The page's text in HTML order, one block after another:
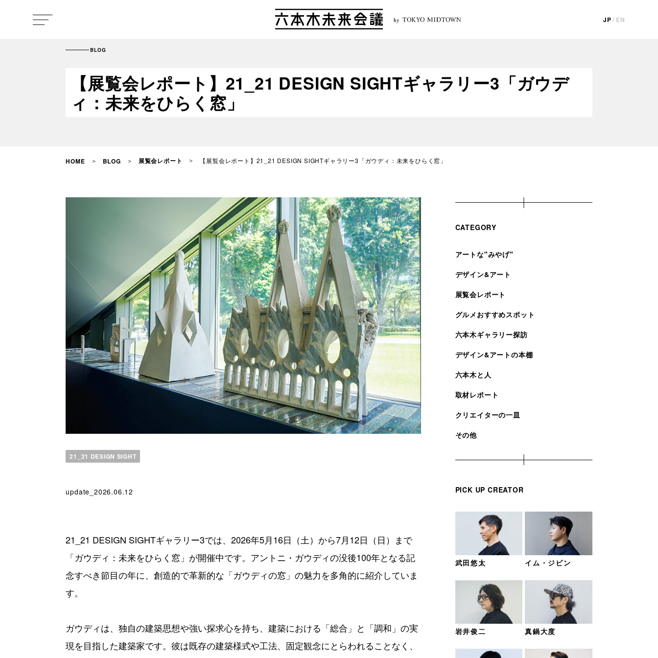
by JP/ EN
BLOG
【展覧会レポート】21_21 DESIGN SIGHTギャラリー3「ガウデ
ィ：未来をひらく窓」
HOME BLOG 展覧会レポート 【展覧会レポート】21_21 DESIGN SIGHTギャラリー3「ガウディ：未来をひらく窓」
21_21 DESIGN SIGHT
update_2026.06.12
21_21 DESIGN SIGHTギャラリー3では、2026年5月16日（土）から7月12日（日）まで
「ガウディ：未来をひらく窓」が開催中です。アントニ・ガウディの没後100年となる記
念すべき節目の年に、創造的で革新的な「ガウディの窓」の魅力を多角的に紹介していま
す。
ガウディは、独自の建築思想や強い探求心を持ち、建築における「総合」と「調和」の実
現を目指した建築家です。彼は既存の建築様式や工法、固定観念にとらわれることなく、
CATEGORY
アートな"みやげ"
デザイン&アート
展覧会レポート
グルメおすすめスポット
六本木ギャラリー探訪
デザイン&アートの本棚
六本木と人
取材レポート
クリエイターの一皿
その他
PICK UP CREATOR
武田悠太 イム・ジビン
岩井俊二 真鍋大度